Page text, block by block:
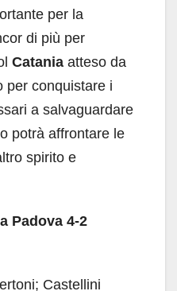
per la
di più per
Catania atteso da
per conquistare i
a salvaguardare
potrà affrontare le
spirito e
Padova 4-2
Castellini